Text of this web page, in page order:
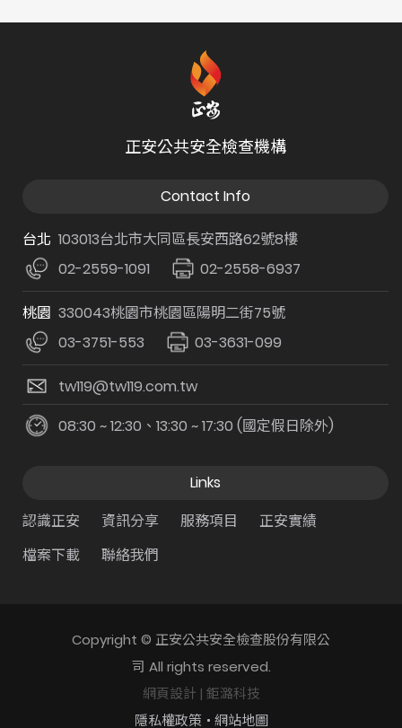
正安公共安全檢查機構
Contact Info
台北 103013台北市大同區長安西路62號8樓
02-2559-1091
02-2558-6937
桃園 330043桃園市桃園區陽明二街75號
03-3751-553
03-3631-099
tw119@tw119.com.tw
08:30 ~ 12:30、13:30 ~ 17:30 (國定假日除外)
Links
認識正安
資訊分享 服務項目
正安實績
檔案下載
聯絡我們
Copyright © 正安公共安全檢查股份有限公
司 All rights reserved.
網頁設計 | 鉅潞科技
隱私權政策
網站地圖